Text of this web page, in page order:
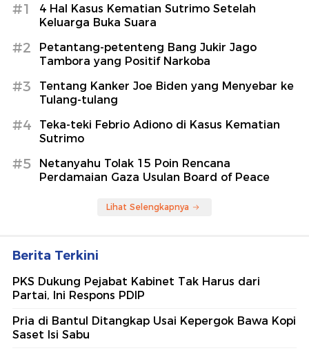
#1
4 Hal Kasus Kematian Sutrimo Setelah
Keluarga Buka Suara
#2
Petantang-petenteng Bang Jukir Jago
Tambora yang Positif Narkoba
#3
Tentang Kanker Joe Biden yang Menyebar ke
Tulang-tulang
#4
Teka-teki Febrio Adiono di Kasus Kematian
Sutrimo
#5
Netanyahu Tolak 15 Poin Rencana
Perdamaian Gaza Usulan Board of Peace
Lihat Selengkapnya
Berita Terkini
PKS Dukung Pejabat Kabinet Tak Harus dari
Partai, Ini Respons PDIP
Pria di Bantul Ditangkap Usai Kepergok Bawa Kopi
Saset Isi Sabu